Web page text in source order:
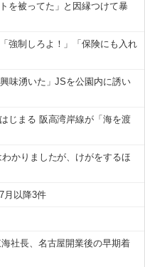
を被ってた」と因縁つけて暴
強制しろよ！」「保険にも入れ
味湧いた」JSを公園内に誘い
じまる 阪高湾岸線が「海を渡
かりましたが、けがをするほ
月以降3件
社長、名古屋開業後の早期着